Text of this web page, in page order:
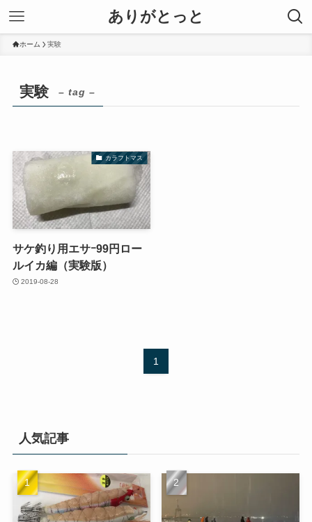
ありがとっと
ホーム 実験
実験 – tag –
カラフトマス
サケ釣り用エサｰ99円ロー
ルイカ編（実験版）
2019-08-28
1
人気記事